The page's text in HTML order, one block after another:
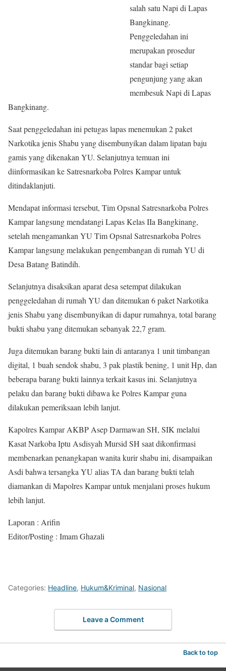
salah satu Napi di Lapas
Bangkinang.
Penggeledahan ini
merupakan prosedur
standar bagi setiap
pengunjung yang akan
membesuk Napi di Lapas
Bangkinang.
Saat penggeledahan ini petugas lapas menemukan 2 paket
Narkotika jenis Shabu yang disembunyikan dalam lipatan baju
gamis yang dikenakan YU. Selanjutnya temuan ini
diinformasikan ke Satresnarkoba Polres Kampar untuk
ditindaklanjuti.
Mendapat informasi tersebut, Tim Opsnal Satresnarkoba Polres
Kampar langsung mendatangi Lapas Kelas IIa Bangkinang,
setelah mengamankan YU Tim Opsnal Satresnarkoba Polres
Kampar langsung melakukan pengembangan di rumah YU di
Desa Batang Batindih.
Selanjutnya disaksikan aparat desa setempat dilakukan
penggeledahan di rumah YU dan ditemukan 6 paket Narkotika
jenis Shabu yang disembunyikan di dapur rumahnya, total barang
bukti shabu yang ditemukan sebanyak 22,7 gram.
Juga ditemukan barang bukti lain di antaranya 1 unit timbangan
digital, 1 buah sendok shabu, 3 pak plastik bening, 1 unit Hp, dan
beberapa barang bukti lainnya terkait kasus ini. Selanjutnya
pelaku dan barang bukti dibawa ke Polres Kampar guna
dilakukan pemeriksaan lebih lanjut.
Kapolres Kampar AKBP Asep Darmawan SH, SIK melalui
Kasat Narkoba Iptu Asdisyah Mursid SH saat dikonfirmasi
membenarkan penangkapan wanita kurir shabu ini, disampaikan
Asdi bahwa tersangka YU alias TA dan barang bukti telah
diamankan di Mapolres Kampar untuk menjalani proses hukum
lebih lanjut.
Laporan : Arifin
Editor/Posting : Imam Ghazali
Categories: Headline, Hukum&Kriminal, Nasional
Leave a Comment
Back to top